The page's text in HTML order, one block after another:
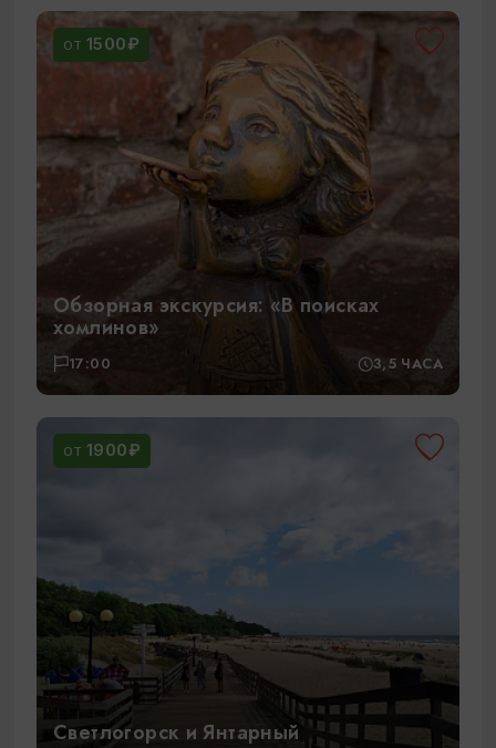
ОТ 1500₽
Обзорная экскурсия: «В поисках
хомлинов»
17:00 3,5 ЧАСА
ОТ 1900₽
Светлогорск и Янтарный